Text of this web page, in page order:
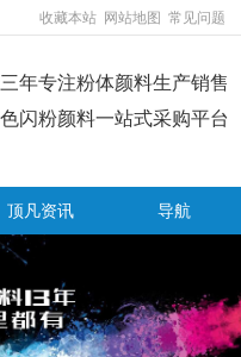
收藏本站 网站地图 常见问题
年专注粉体颜料生产销售
闪粉颜料一站式采购平台
顶凡资讯 导航